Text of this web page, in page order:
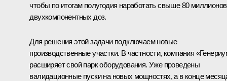
чтобы по итогам полугодия наработать свыше 80 миллионов
двухкомпонентных доз.
Для решения этой задачи подключаем новые
производственные участки. В частности, компания
расширяет свой парк оборудования. Уже проведены
валидационные пуски на новых мощностях, а в конце